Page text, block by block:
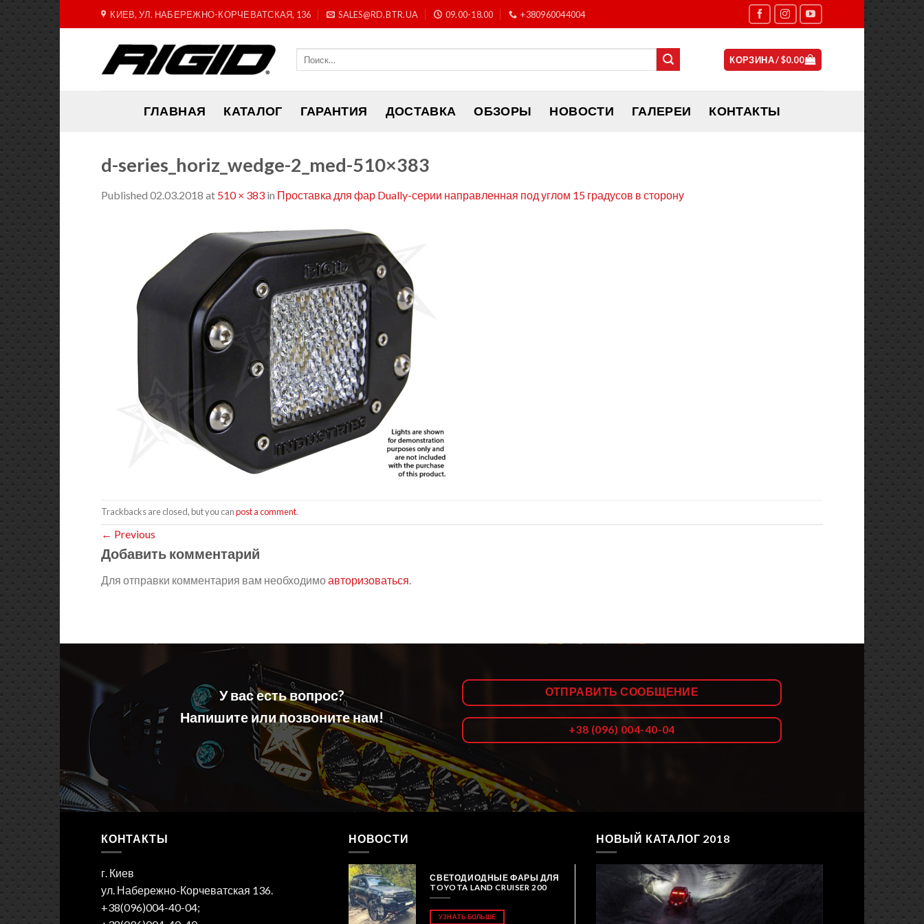
to
КИЕВ, УЛ. НАБЕРЕЖНО-КОРЧЕВАТСКАЯ, 136 SALES@RD.BTR.UA 09.00-18.00 +380960044004
КОРЗИНА /$0.00
ГЛАВНАЯ КАТАЛОГ ГАРАНТИЯ ДОСТАВКА ОБЗОРЫ НОВОСТИ ГАЛЕРЕИ КОНТАКТЫ
d-series_horiz_wedge-2_med-510×383
Published 02.03.2018 at 510 × 383 in Проставка для фар Dually-серии направленная под углом 15 градусов в сторону
Trackbacks are closed, but you canpost a comment.
← Previous
Добавить комментарий
Для отправки комментария вам необходимоавторизоваться
У вас есть вопрос?
Напишите или позвоните нам!
ОТПРАВИТЬ СООБЩЕНИЕ
+38 (096) 004-40-04
КОНТАКТЫ
г. Киев
ул. Набережно-Корчеватская 136.
+38(096)004-40-04;
НОВОСТИ
СВЕТОДИОДНЫЕ ФАРЫ ДЛЯ
TOYOTA LAND CRUISER 200
УЗНАТЬ БОЛЬШЕ
НОВЫЙ КАТАЛОГ 2018